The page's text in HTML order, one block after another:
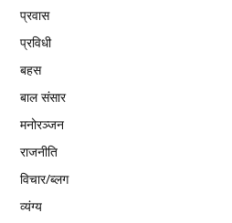
प्रवास
प्रविधी
बहस
बाल संसार
मनोरञ्जन
राजनीति
विचार/ब्लग
व्यंग्य